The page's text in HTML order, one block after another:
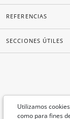
Utilizamos
como para fines
REFERENCIAS
SECCIONES ÚTILES